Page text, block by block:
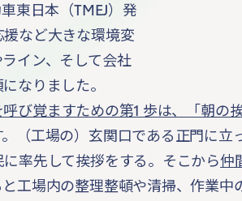
東日本（TMEJ）発
など大きな環境変
イン、そして会社
なりました。
び覚ますための第1 歩は、「朝の挨
（工場の）玄関口である正門に立
率先して挨拶をする。そこから仲
工場内の整理整頓や清掃、作業中